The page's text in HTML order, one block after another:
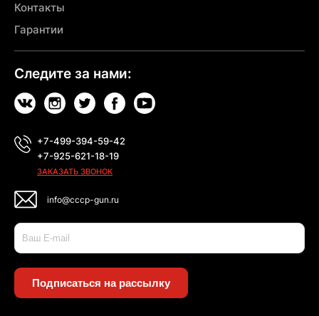
Контакты
Гарантии
Следите за нами:
+7-499-394-59-42
+7-925-621-18-19
ЗАКАЗАТЬ ЗВОНОК
info@cccp-gun.ru
Подписаться на рассылку